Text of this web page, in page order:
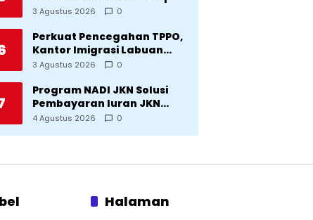
Bantuan dari Pemko
3 Agustus 2026 0
Perkuat Pencegahan TPPO,
Kantor Imigrasi Labuan
Bajo Hibahkan Motor
di Manggarai
3 Agustus 2026 0
Program NADI JKN Solusi
Pembayaran Iuran JKN
Bagi Pekerja yang
4 Agustus 2026 0
Halaman